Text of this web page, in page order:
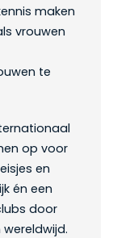
maken
vrouwen
te
op voor
en
én een
door